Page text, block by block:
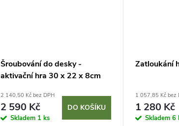
Šroubování do desky -
aktivační hra 30 x 22 x 8cm
2 140,50 Kč bez DPH
2 590 Kč
Skladem 1 ks
DO KOŠÍKU
Zatloukání
1 057,85 Kč bez
1 280 Kč
Skladem 6